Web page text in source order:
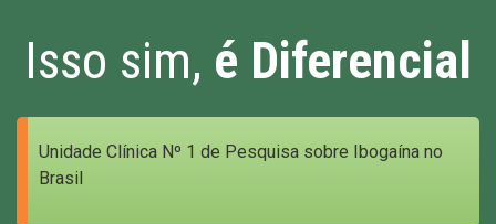
Isso sim, é Diferencial
Unidade Clínica Nº 1 de Pesquisa sobre Ibogaína no
Brasil